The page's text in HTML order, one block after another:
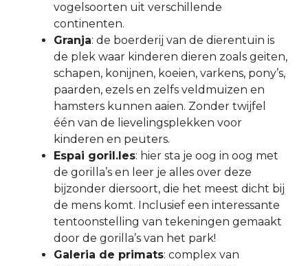
vogelsoorten uit verschillende
continenten.
Granja: de boerderij van de dierentuin is
de plek waar kinderen dieren zoals geiten,
schapen, konijnen, koeien, varkens, pony’s,
paarden, ezels en zelfs veldmuizen en
hamsters kunnen aaien. Zonder twijfel
één van de lievelingsplekken voor
kinderen en peuters.
Espai goril.les: hier sta je oog in oog met
de gorilla’s en leer je alles over deze
bijzonder diersoort, die het meest dicht bij
de mens komt. Inclusief een interessante
tentoonstelling van tekeningen gemaakt
door de gorilla’s van het park!
Galeria de primats: complex van